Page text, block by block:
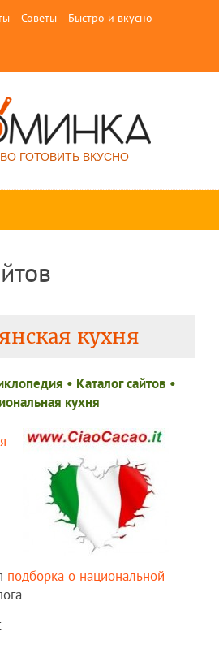
Советы Быстро и вкусно
ГОТОВИТЬ ВКУСНО
кухня
• Каталог сайтов •
кухня
подборка о национальной